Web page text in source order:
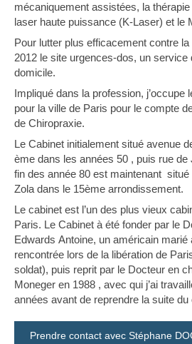
mécaniquement assistées, la
laser haute puissance (K-Laser) et le
Pour lutter plus efficacement contre la
2012 le site urgences-dos, un service
domicile.
Impliqué dans la profession, j’occupe
pour la ville de Paris pour le compte
de Chiropraxie.
Le Cabinet initialement situé avenue
ème dans les années 50 , puis rue
fin des année 80 est maintenant
Zola dans le 15ème arrondissement.
Le cabinet est l’un des plus vieux
Paris. Le Cabinet à été fonder par le
Edwards Antoine, un américain marié
rencontrée lors de la libération de
soldat), puis reprit par le Docteur en
Moneger en 1988 , avec qui j’ai
années avant de reprendre la suite du
Prendre contact avec Stéphane